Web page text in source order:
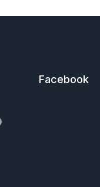
Pinterest
Facebook